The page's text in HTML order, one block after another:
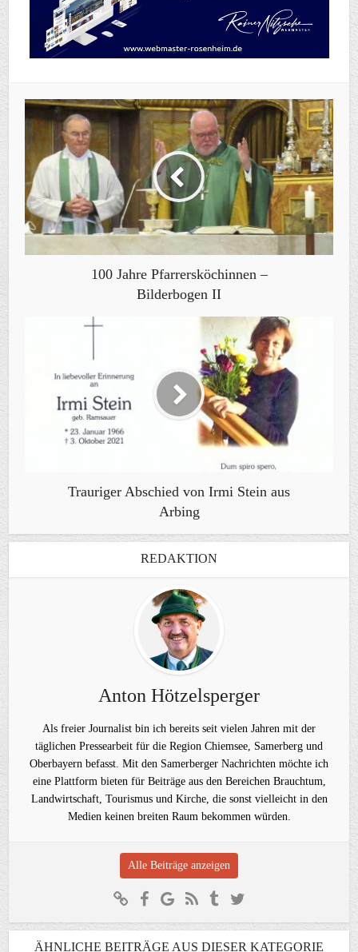
100 Jahre Pfarrersköchinnen –
Bilderbogen II
Trauriger Abschied von Irmi Stein aus
Arbing
REDAKTION
Anton Hötzelsperger
Als freier Journalist bin ich bereits seit vielen Jahren mit der
täglichen Pressearbeit für die Region Chiemsee, Samerberg und
Oberbayern befasst. Mit den Samerberger Nachrichten möchte ich
eine Plattform bieten für Beiträge aus den Bereichen Brauchtum,
Landwirtschaft, Tourismus und Kirche, die sonst vielleicht in den
Medien keinen breiten Raum bekommen würden.
Alle Beiträge anzeigen
ÄHNLICHE BEITRÄGE AUS DIESER KATEGORIE